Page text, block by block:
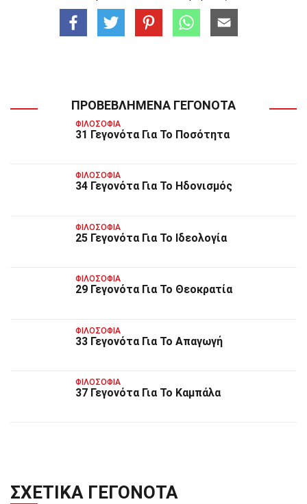
ΠΡΟΒΕΒΛΗΜΈΝΑ ΓΕΓΟΝΌΤΑ
ΦΙΛΟΣΟΦΊΑ
31 Γεγονότα Για Το Ποσότητα
ΦΙΛΟΣΟΦΊΑ
34 Γεγονότα Για Το Ηδονισμός
ΦΙΛΟΣΟΦΊΑ
25 Γεγονότα Για Το Ιδεολογία
ΦΙΛΟΣΟΦΊΑ
29 Γεγονότα Για Το Θεοκρατία
ΦΙΛΟΣΟΦΊΑ
33 Γεγονότα Για Το Απαγωγή
ΦΙΛΟΣΟΦΊΑ
37 Γεγονότα Για Το Καμπάλα
ΣΧΕΤΙΚΆ ΓΕΓΟΝΌΤΑ